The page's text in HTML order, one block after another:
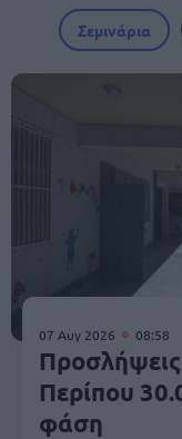
Σεμινάρια
07 Αυγ 2026 08:58
Περίπου
φάση